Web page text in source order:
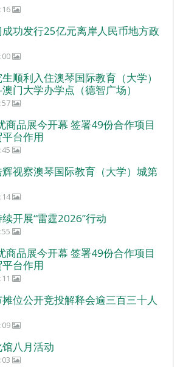
功发行25亿元离岸人民币地方政
顺利入住澳琴国际教育（大学）
门大学办学点（德智广场）
商品展今开幕 签署49份合作项目
台作用
视察澳琴国际教育（大学）城第
开展“雷霆2026”行动
商品展今开幕 签署49份合作项目
台作用
位公开竞投解释会逾三百三十人
八月活动